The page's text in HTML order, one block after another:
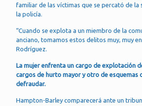
familiar de las víctimas que se percató de la
la policía.
“Cuando se explota a un miembro de la
anciano, tomamos estos delitos muy, muy
Rodríguez.
La mujer enfrenta un cargo de explotación
cargos de hurto mayor y otro de esquemas
defraudar.
Hampton-Barley comparecerá ante un